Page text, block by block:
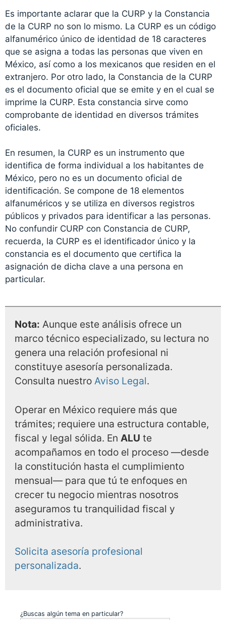
Es importante aclarar que la CURP y la Constancia
de la CURP no son lo mismo. La CURP es un código
alfanumérico único de identidad de 18 caracteres
que se asigna a todas las personas que viven en
México, así como a los mexicanos que residen en el
extranjero. Por otro lado, la Constancia de la CURP
es el documento oficial que se emite y en el cual se
imprime la CURP. Esta constancia sirve como
comprobante de identidad en diversos trámites
oficiales.
En resumen, la CURP es un instrumento que
identifica de forma individual a los habitantes de
México, pero no es un documento oficial de
identificación. Se compone de 18 elementos
alfanuméricos y se utiliza en diversos registros
públicos y privados para identificar a las personas.
No confundir CURP con Constancia de CURP,
recuerda, la CURP es el identificador único y la
constancia es el documento que certifica la
asignación de dicha clave a una persona en
particular.
Nota: Aunque este análisis ofrece un
marco técnico especializado, su lectura no
genera una relación profesional ni
constituye asesoría personalizada.
Consulta nuestroAviso Legal.
Operar en México requiere más que
trámites; requiere una estructura contable,
fiscal y legal sólida. EnALU te
acompañamos en todo el proceso —desde
la constitución hasta el cumplimiento
mensual— para que tú te enfoques en
crecer tu negocio mientras nosotros
aseguramos tu tranquilidad fiscal y
administrativa.
Solicita asesoría profesional
personalizada.
¿Buscas algún tema en particular?